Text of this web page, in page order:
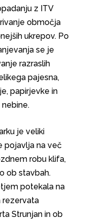
z ITV
območja
ukrepov. Po
se je
razraslih
pajesna,
papirjevke in
je veliki
pojavlja na več
robu klifa,
ob stavbah.
potekala na
rezervata
Strunjan in ob